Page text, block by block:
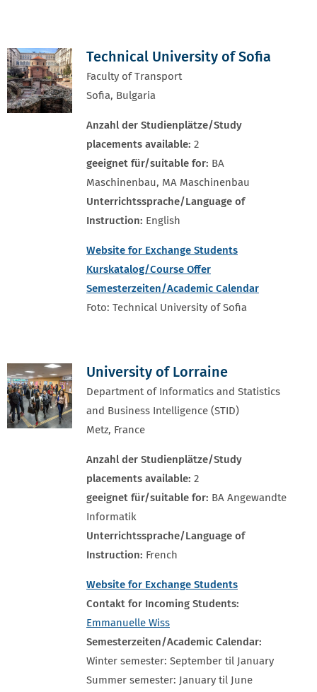
Technical University of Sofia
Faculty of Transport
Sofia, Bulgaria
Anzahl der Studienplätze/Study
placements available: 2
geeignet für/suitable for: BA
Maschinenbau, MA Maschinenbau
Unterrichtssprache/Language of
Instruction: English
Website for Exchange Students
Kurskatalog/Course Offer
Semesterzeiten/Academic Calendar
Foto: Technical University of Sofia
University of Lorraine
Department of Informatics and Statistics
and Business Intelligence (STID)
Metz, France
Anzahl der Studienplätze/Study
placements available: 2
geeignet für/suitable for: BA Angewandte
Informatik
Unterrichtssprache/Language of
Instruction: French
Website for Exchange Students
Contakt for Incoming Students:
Emmanuelle Wiss
Semesterzeiten/Academic Calendar:
Winter semester: September til January
Summer semester: January til June